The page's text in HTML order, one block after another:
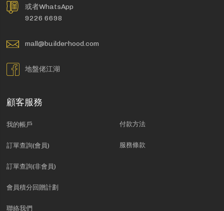
或者WhatsApp
9226 6698
mall@builderhood.com
地盤佬江湖
顧客服務
我的帳戶
訂單查詢(會員)
訂單查詢(非會員)
會員積分回贈計劃
聯絡我們
付款方法
服務條款